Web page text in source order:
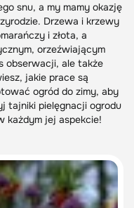
snu, a my mamy okazję
Drzewa i krzewy
i złota, a
orzeźwiającym
obserwacji, ale także
jakie prace są
ogród do zimy, aby
tajniki pielęgnacji ogrodu
każdym jej aspekcie!